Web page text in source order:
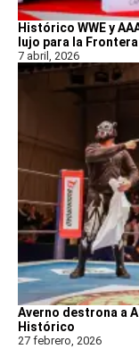
Histórico WWE y
lujo para la
7 abril, 2026
Averno destrona a
Histórico
27 febrero, 2026